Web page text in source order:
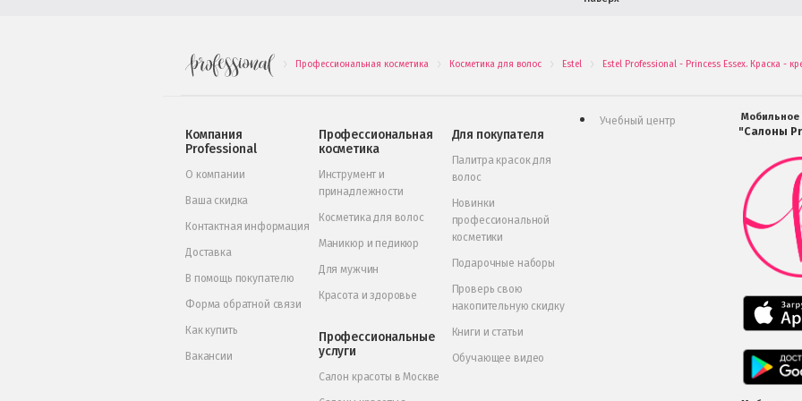
Профессиональная косметика Косметика для волос Estel Estel Professional - Princess Essex. Краска -
Компания
Professional
О компании
Ваша скидка
Контактная информация
Доставка
В помощь покупателю
Форма обратной связи
Как купить
Вакансии
Профессиональная
косметика
Инструмент и
принадлежности
Косметика для волос
Маникюр и педикюр
Для мужчин
Красота и здоровье
Профессиональные
услуги
Салон красоты в Москве
Для покупателя
Палитра красок для
волос
Новинки
профессиональной
косметики
Подарочные наборы
Проверь свою
накопительную скидку
Книги и статьи
Обучающее видео
Учебный центр Мобильное
"Салоны